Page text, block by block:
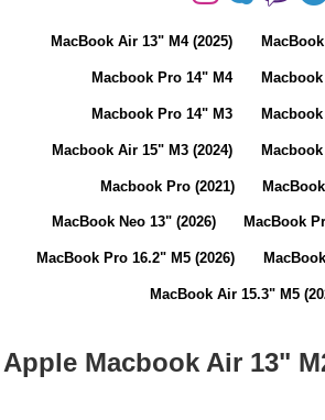
MacBook Air 13" M4 (2025)
Macbook Pro 14" M4
Macbook Pro 14" M3
Macbook Air 15" M3 (2024)
Macbook Pro (2021)
MacBook Neo 13" (2026) MacBook
MacBook Pro 16.2" M5 (2026)
MacBook Air 15.3" M5
Apple Macbook Air 13"